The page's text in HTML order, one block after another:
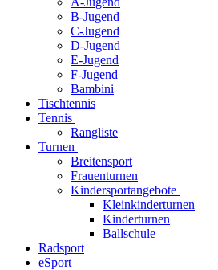
B-Jugend
C-Jugend
D-Jugend
E-Jugend
F-Jugend
Bambini
Tischtennis
Tennis
Rangliste
Turnen
Breitensport
Frauenturnen
Kindersportangebote
Kleinkinderturnen
Kinderturnen
Ballschule
Radsport
eSport